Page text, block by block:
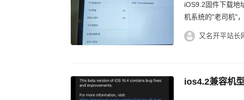
iOS9.2固件下载地
机系统的"老司机"
到了更高版本，但
又名开平站长
ios4.2兼容机